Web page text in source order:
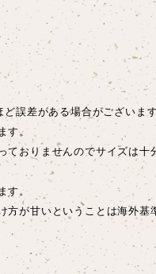
誤差がある場合がございます
す。
おりませんのでサイズは十
す。
が甘いということは海外